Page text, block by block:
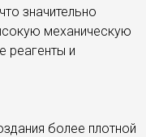
значительно
механическую
реагенты и
более плотной